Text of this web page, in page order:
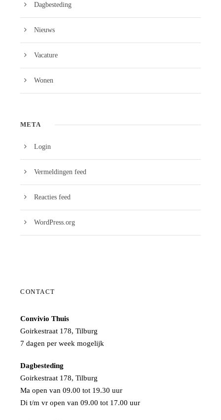
Dagbesteding
Nieuws
Vacature
Wonen
META
Login
Vermeldingen feed
Reacties feed
WordPress.org
CONTACT
Convivio Thuis
Goirkestraat 178, Tilburg
7 dagen per week mogelijk
Dagbesteding
Goirkestraat 178, Tilburg
Ma open van 09.00 tot 19.30 uur
Di t/m vr open van 09.00 tot 17.00 uur